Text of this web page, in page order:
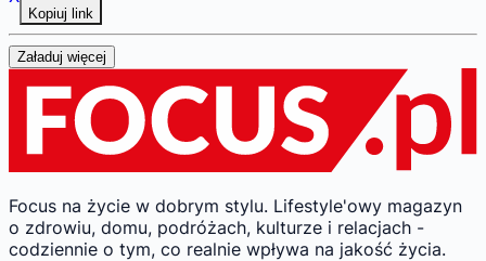
Kopiuj link
Załaduj więcej
Focus na życie w dobrym stylu. Lifestyle'owy magazyn
o zdrowiu, domu, podróżach, kulturze i relacjach -
codziennie o tym, co realnie wpływa na jakość życia.